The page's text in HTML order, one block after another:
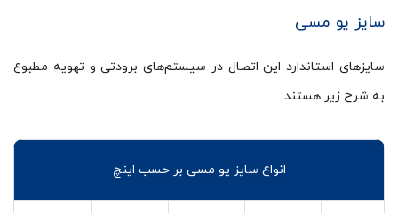
سایز یو مسی
سایزهای استاندارد این اتصال در سیستم‌های برودتی و تهویه مطبوع
به شرح زیر هستند:
انواع سایز یو مسی بر حسب اینچ